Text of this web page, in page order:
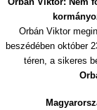
Orbán Viktor
beszédében október
téren, a sikeres